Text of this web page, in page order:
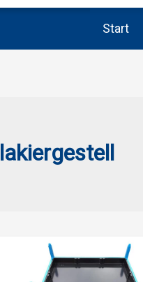
Start
lakiergestell